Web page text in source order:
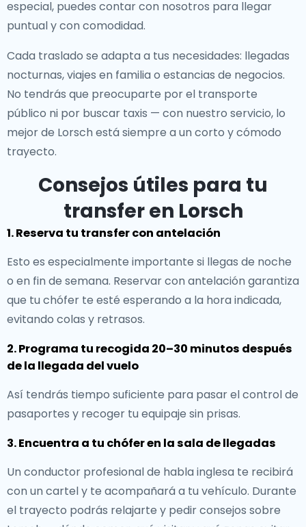
especial, puedes contar con nosotros para llegar
puntual y con comodidad.
Cada traslado se adapta a tus necesidades: llegadas
nocturnas, viajes en familia o estancias de negocios.
No tendrás que preocuparte por el transporte
público ni por buscar taxis — con nuestro servicio, lo
mejor de Lorsch está siempre a un corto y cómodo
trayecto.
Consejos útiles para tu
transfer en Lorsch
1. Reserva tu transfer con antelación
Esto es especialmente importante si llegas de noche
o en fin de semana. Reservar con antelación garantiza
que tu chófer te esté esperando a la hora indicada,
evitando colas y retrasos.
2. Programa tu recogida 20–30 minutos después
de la llegada del vuelo
Así tendrás tiempo suficiente para pasar el control de
pasaportes y recoger tu equipaje sin prisas.
3. Encuentra a tu chófer en la sala de llegadas
Un conductor profesional de habla inglesa te recibirá
con un cartel y te acompañará a tu vehículo. Durante
el trayecto podrás relajarte y pedir consejos sobre